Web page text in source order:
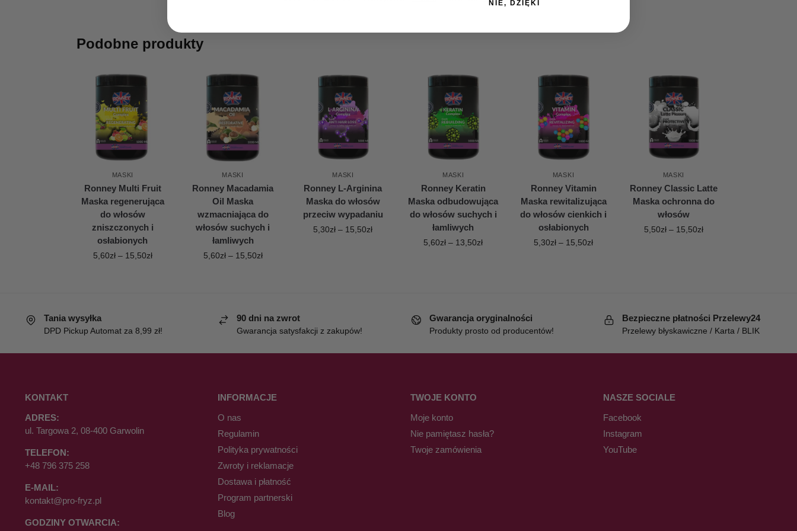
Podobne produkty
MASKI
Ronney Multi Fruit
Maska regenerująca
do włosów
zniszczonych i
osłabionych
5,60zł – 15,50zł
MASKI
Ronney Macadamia
Oil Maska
wzmacniająca do
włosów suchych i
łamliwych
5,60zł – 15,50zł
MASKI
Ronney L-Arginina
Maska do włosów
przeciw wypadaniu
5,30zł – 15,50zł
MASKI
Ronney Keratin
Maska odbudowująca
do włosów suchych i
łamliwych
5,60zł – 13,50zł
MASKI
Ronney Vitamin
Maska rewitalizująca
do włosów cienkich i
osłabionych
5,30zł – 15,50zł
MASKI
Ronney Classic Latte
Maska ochronna do
włosów
5,50zł – 15,50zł
Tania wysyłka
DPD Pickup Automat za 8,99 zł!
90 dni na zwrot
Gwarancja satysfakcji z zakupów!
Gwarancja oryginalności
Produkty prosto od producentów!
Bezpieczne płatności Przelewy24
Przelewy błyskawiczne / Karta / BLIK
KONTAKT
ADRES:
ul. Targowa 2, 08-400 Garwolin
TELEFON:
+48 796 375 258
E-MAIL:
kontakt@pro-fryz.pl
GODZINY OTWARCIA:
INFORMACJE
O nas
Regulamin
Polityka prywatności
Zwroty i reklamacje
Dostawa i płatność
Program partnerski
Blog
TWOJE KONTO
Moje konto
Nie pamiętasz hasła?
Twoje zamówienia
NASZE SOCIALE
Facebook
Instagram
YouTube
NIE, DZIĘKI